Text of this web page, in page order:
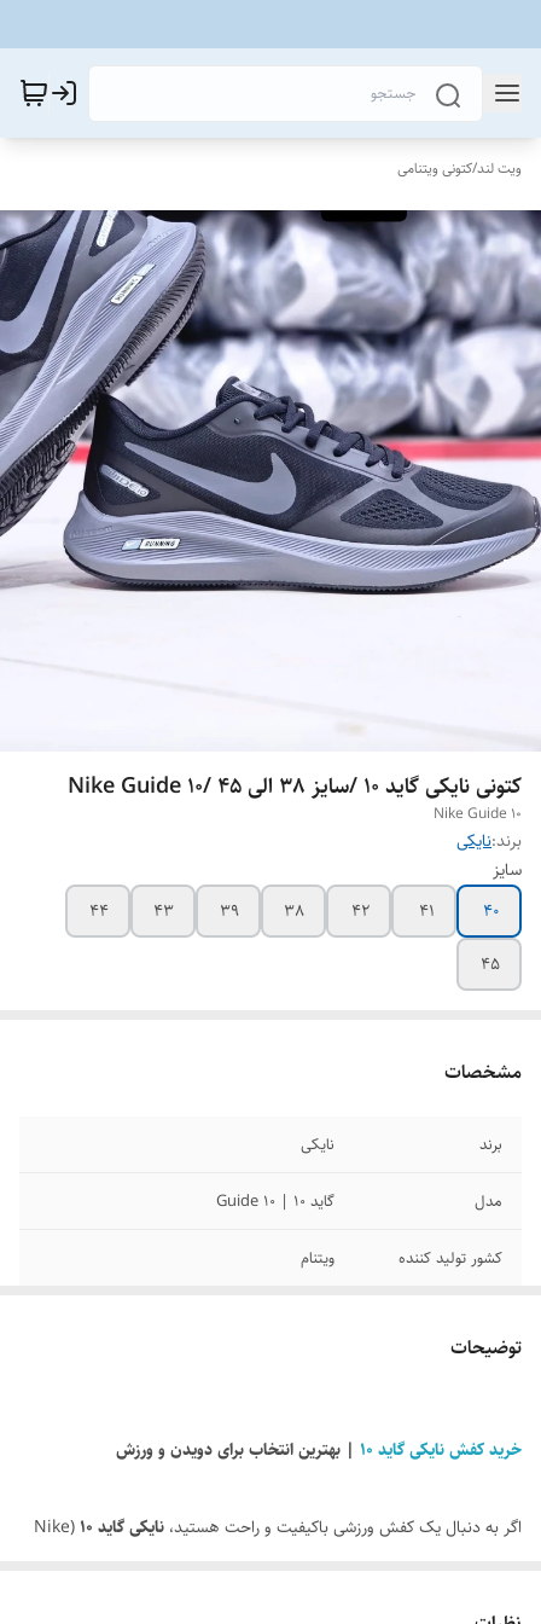
ویت لند/کتونی ویتنامی
کتونی نایکی گاید 10 /سایز 38 الی 45 /Nike Guide 10
Nike Guide 10
برند:نایکی
سایز
40
41
42
38
39
43
44
45
مشخصات
برند نایکی
مدل گاید 10 | Guide 10
کشور تولید کننده ویتنام
توضیحات
خرید کفش نایکی گاید 10 | بهترین انتخاب برای دویدن و ورزش
اگر به دنبال یک کفش ورزشی باکیفیت و راحت هستید، نایکی گاید 10
(Nike